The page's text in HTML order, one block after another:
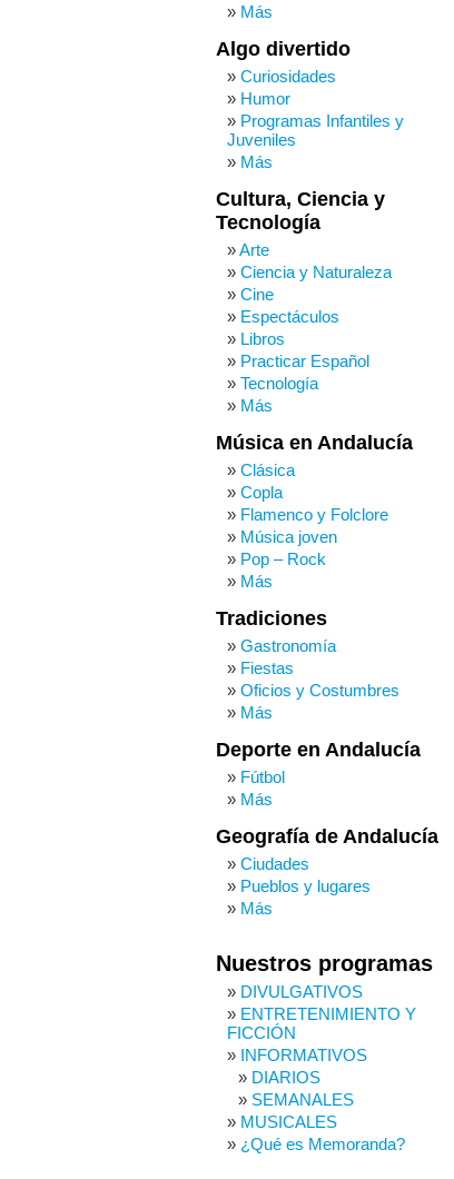
Más
Algo divertido
Curiosidades
Humor
Programas Infantiles y
Juveniles
Más
Cultura, Ciencia y
Tecnología
Arte
Ciencia y Naturaleza
Cine
Espectáculos
Libros
Practicar Español
Tecnología
Más
Música en Andalucía
Clásica
Copla
Flamenco y Folclore
Música joven
Pop – Rock
Más
Tradiciones
Gastronomía
Fiestas
Oficios y Costumbres
Más
Deporte en Andalucía
Fútbol
Más
Geografía de Andalucía
Ciudades
Pueblos y lugares
Más
Nuestros programas
DIVULGATIVOS
ENTRETENIMIENTO Y
FICCIÓN
INFORMATIVOS
DIARIOS
SEMANALES
MUSICALES
¿Qué es Memoranda?